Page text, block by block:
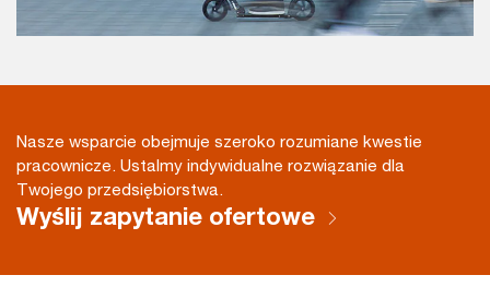
Nasze wsparcie obejmuje szeroko rozumiane kwestie
pracownicze. Ustalmy indywidualne rozwiązanie dla
Twojego przedsiębiorstwa.
Wyślij zapytanie ofertowe